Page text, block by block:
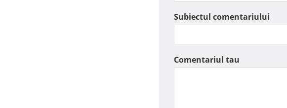
Subiectul comentariului
Comentariul tau